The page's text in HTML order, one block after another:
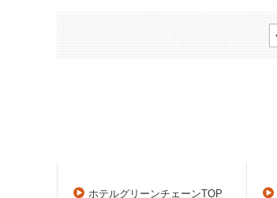
ホテルグリーンチェーンTOP